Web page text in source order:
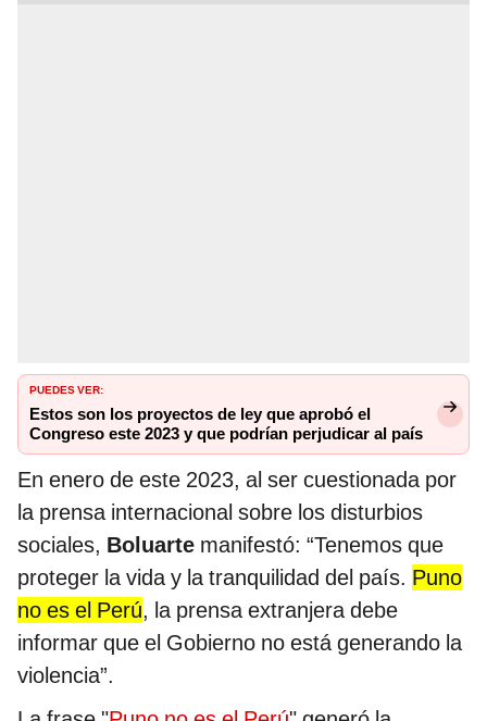
PUEDES VER:
Estos son los proyectos de ley que aprobó el
Congreso este 2023 y que podrían perjudicar al país
En enero de este 2023, al ser cuestionada por
la prensa internacional sobre los disturbios
sociales, Boluarte manifestó: “Tenemos que
proteger la vida y la tranquilidad del país. Puno
no es el Perú, la prensa extranjera debe
informar que el Gobierno no está generando la
violencia”.